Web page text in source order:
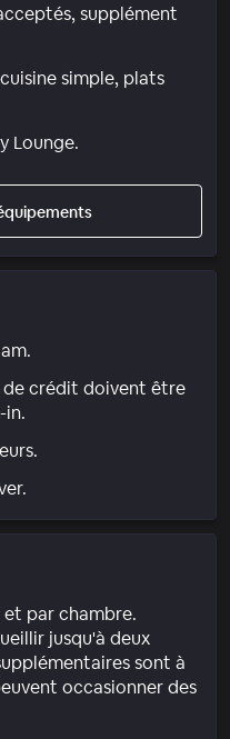
supplément
simple, plats
Lounge.
crédit doivent être
in.
par chambre.
jusqu'à deux
sont à
occasionner des